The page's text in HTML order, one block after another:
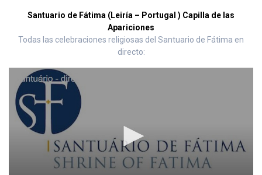
Santuario de Fátima (Leiría – Portugal ) Capilla de las
Apariciones
Todas las celebraciones religiosas del Santuario de Fátima en
directo: